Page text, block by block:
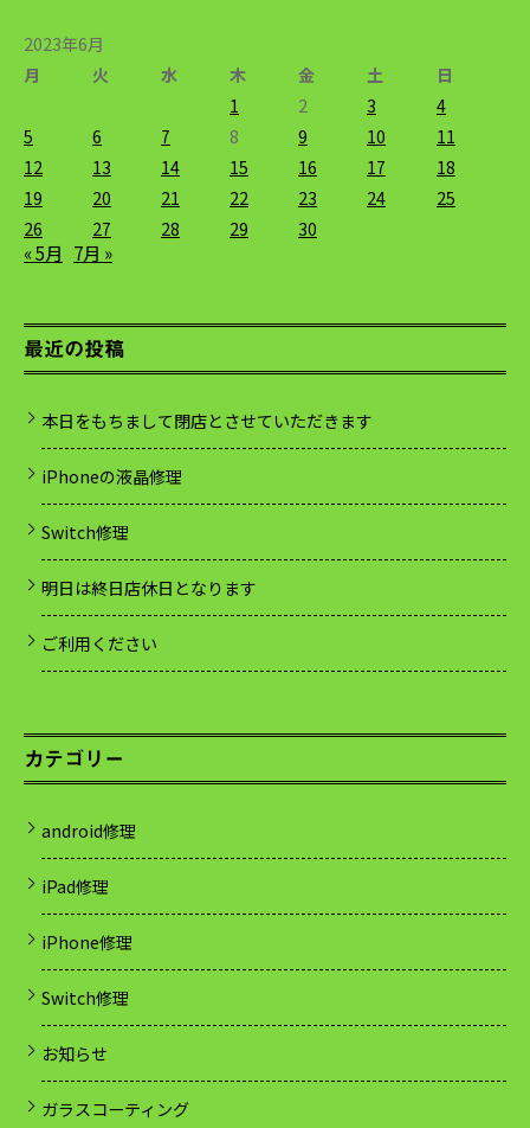
2023年6月
月
火 水 木 金 土
日
1
2 3
4
5
6 7 8 9 10
11
12
13 14 15 16 17
18
19
20 21 22 23 24
25
26
27 28 29 30
« 5月 7月 »
最近の投稿
本日をもちまして閉店とさせていただきます
iPhoneの液晶修理
Switch修理
明日は終日店休日となります
ご利用ください
カテゴリー
android修理
iPad修理
iPhone修理
Switch修理
お知らせ
ガラスコーティング